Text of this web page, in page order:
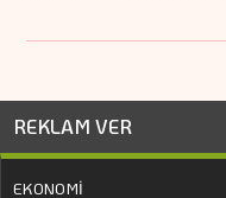
REKLAM VER
EKONOMİ